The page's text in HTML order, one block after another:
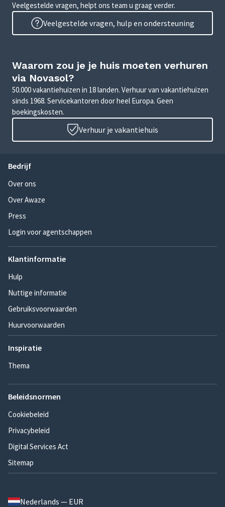
Veelgestelde vragen, helpt ons team u graag verder.
Veelgestelde vragen, hulp en ondersteuning
Waarom zou je je huis moeten verhuren
via Novasol?
50.000 vakantiehuizen in 18 landen. Verhuur van vakantiehuizen
sinds 1968. Servicekantoren door heel Europa. Geen
boekingskosten.
Verhuur je vakantiehuis
Bedrijf
Over ons
Over Awaze
Press
Login voor agentschappen
Klantinformatie
Hulp
Nuttige informatie
Gebruiksvoorwaarden
Huurvoorwaarden
Inspiratie
Thema
Beleidsnormen
Cookiebeleid
Privacybeleid
Digital Services Act
Sitemap
Nederlands — EUR